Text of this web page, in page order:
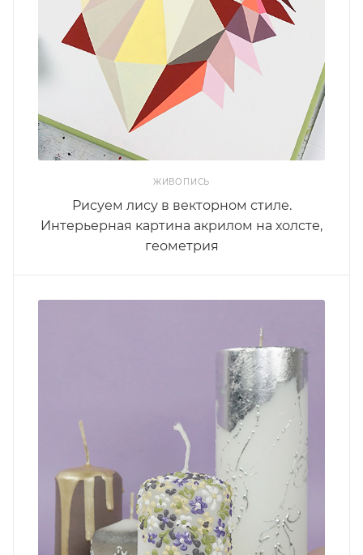
ЖИВОПИСЬ
Рисуем лису в векторном стиле.
Интерьерная картина акрилом на холсте,
геометрия